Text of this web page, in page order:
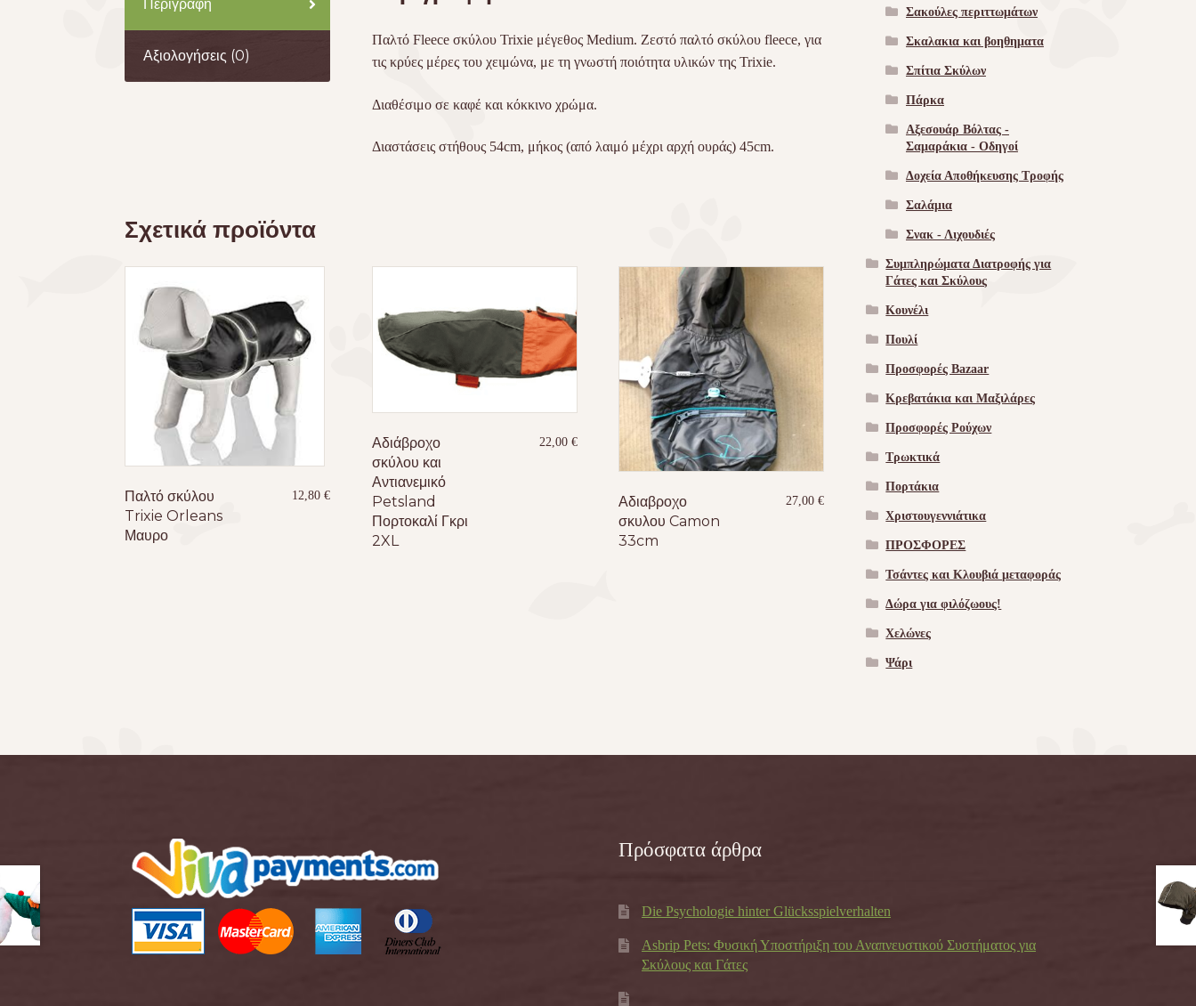
Περιγραφή
Αξιολογήσεις (0)
Παλτό Fleece σκύλου Trixie μέγεθος Medium. Ζεστό παλτό σκύλου fleece, για
τις κρύες μέρες του χειμώνα, με τη γνωστή ποιότητα υλικών της Trixie.
Διαθέσιμο σε καφέ και κόκκινο χρώμα.
Διαστάσεις στήθους 54cm, μήκος (από λαιμό μέχρι αρχή ουράς) 45cm.
Σχετικά προϊόντα
Παλτό σκύλου
Trixie Orleans
Μαυρο
12,80€
Αδιάβροχο
σκύλου και
Αντιανεμικό
Petsland
Πορτοκαλί Γκρι
2XL
22,00 €
Αδιαβροχο
σκυλου Camon
33cm
27,00€
Σακούλες περιττωμάτων
Σκαλακια και βοηθηματα
Σπίτια Σκύλων
Πάρκα
Αξεσουάρ Βόλτας -
Σαμαράκια - Οδηγοί
Δοχεία Αποθήκευσης Τροφής
Σαλάμια
Σνακ - Λιχουδιές
Συμπληρώματα Διατροφής για
Γάτες και Σκύλους
Κουνέλι
Πουλί
Προσφορές Bazaar
Κρεβατάκια και Μαξιλάρες
Προσφορές Ρούχων
Τρωκτικά
Πορτάκια
Χριστουγεννιάτικα
ΠΡΟΣΦΟΡΕΣ
Τσάντες και Κλουβιά μεταφοράς
Δώρα για φιλόζωους!
Χελώνες
Ψάρι
Πρόσφατα άρθρα
Die Psychologie hinter Glücksspielverhalten
Asbrip Pets: Φυσική Υποστήριξη του Αναπνευστικού Συστήματος για
Σκύλους και Γάτες